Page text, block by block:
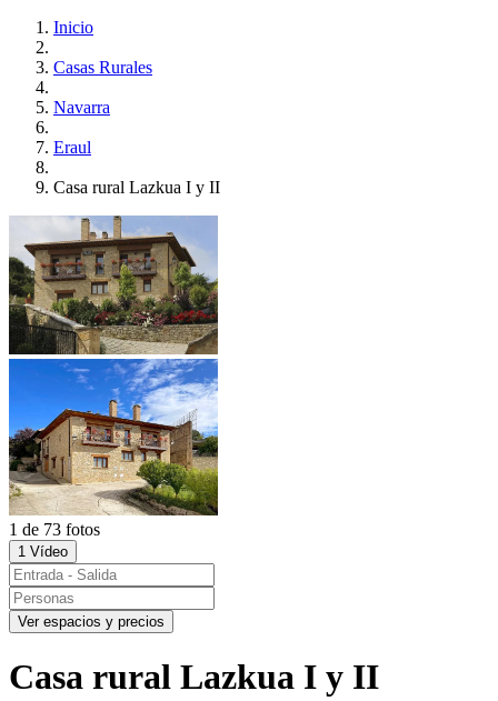
Inicio
Casas Rurales
Navarra
Eraul
Casa rural Lazkua I y II
1 de 73 fotos
1 Vídeo
Ver espacios y precios
Casa rural Lazkua I y II